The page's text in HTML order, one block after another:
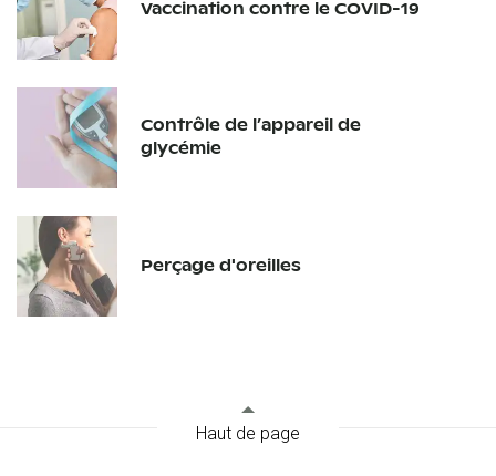
pharmacieplus de begnins
Rte de St-Cergue 6
Begnins
Itinéraire
pharmacieplus du bois
Route Aloys-Fauquez 105
1018 Lausanne
Itinéraire
Vaccination contre le COVID-19
Contrôle de l’appareil de
glycémie
Perçage d'oreilles
Haut de page